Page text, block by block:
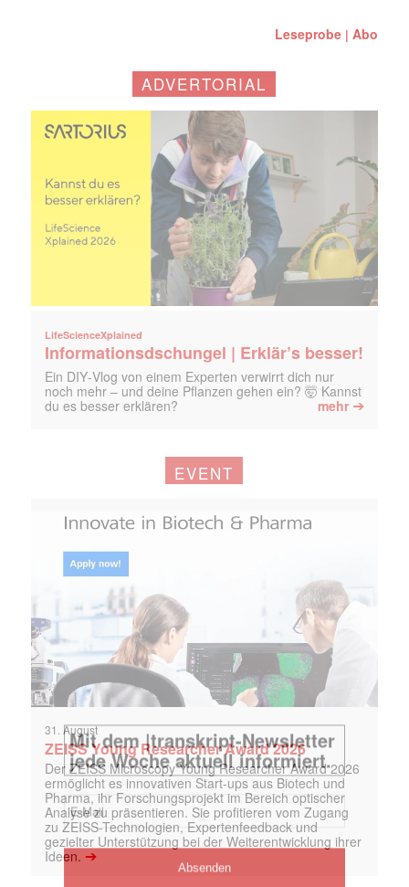
Leseprobe | Abo
ADVERTORIAL
LifeScienceXplained
Informationsdschungel | Erklär’s besser!
Ein DIY‑Vlog von einem Experten verwirrt dich nur
noch mehr – und deine Pflanzen gehen ein? 🤯 Kannst
du es besser erklären?
mehr ➔
EVENT
31. August
ZEISS Young Researcher Award 2026
Der ZEISS Microscopy Young Researcher Award 2026
ermöglicht es innovativen Start-ups aus Biotech und
Pharma, ihr Forschungsprojekt im Bereich optischer
Analyse zu präsentieren. Sie profitieren vom Zugang
zu ZEISS-Technologien, Expertenfeedback und
gezielter Unterstützung bei der Weiterentwicklung ihrer
Ideen. ➔